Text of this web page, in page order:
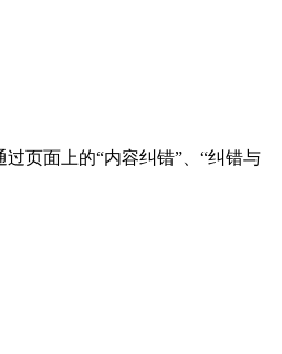
页面上的“内容纠错”、“纠错与